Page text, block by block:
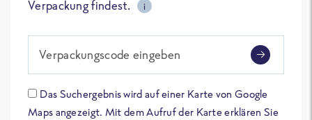
Verpackung findest.
i
Verpackungscode eingeben
Das Suchergebnis wird auf einer Karte von Google
Maps angezeigt. Mit dem Aufruf der Karte erklären Sie